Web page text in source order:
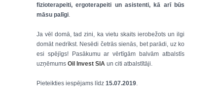
fizioterapeiti, ergoterapeiti un asistenti, kā arī būs
māsu palīgi.
Ja vēl domā, tad zini, ka vietu skaits ierobežots un ilgi
domāt nedrīkst. Nesēdi četrās sienās, bet parādi, uz ko
esi spējīgs! Pasākumu ar vērtīgām balvām atbalstīs
uzņēmums Oil Invest SIA un citi atbalstītāji.
Pieteikties iespējams līdz 15.07.2019.